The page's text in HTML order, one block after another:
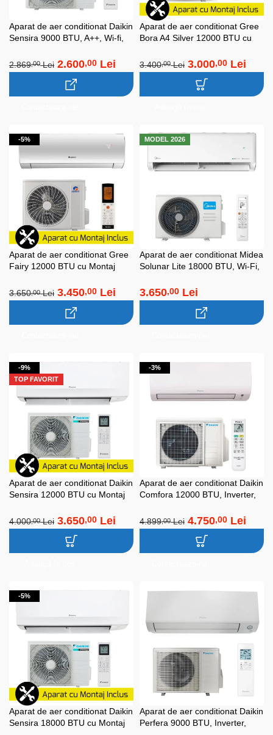
Aparat de aer conditionat Daikin
Sensira 9000 BTU, A++, Wi-fi,
FTXC25E+RXC25E,
Bluevolution
2.869,00 Lei 2.600,00 Lei
Aparat de aer conditionat Gree
Bora A4 Silver 12000 BTU cu
Inverter, Cold Plasma, Lampa
UV, Generator Ioni)
3.400,00 Lei 3.000,00 Lei
-5%
Aparat de aer conditionat Gree
Fairy 12000 BTU cu Montaj
Plasma, I-Feel, Flux 3D, Turbo,
Optimizat Pentru Incalzire)
3.650,00 Lei 3.450,00 Lei
MODEL 2026
Aparat de aer conditionat Midea
Solunar Lite 18000 BTU, Wi-Fi,
Silentios, 56°C-Clean, Prime
Guard
3.650,00 Lei
-9%
TOP FAVORIT
Aparat de aer conditionat Daikin
Sensira 12000 BTU cu Montaj
R32, FTXC35E+RXC35E,
Bluevolution)
4.000,00 Lei 3.650,00 Lei
-3%
Aparat de aer conditionat Daikin
Comfora 12000 BTU, Inverter,
4.899,00 Lei 4.750,00 Lei
-5%
Aparat de aer conditionat Daikin
Sensira 18000 BTU cu Montaj
Aparat de aer conditionat Daikin
Perfera 9000 BTU, Inverter,